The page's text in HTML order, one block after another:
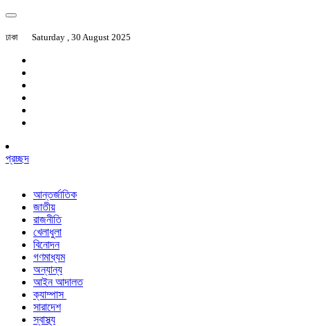
ঢাকা Saturday , 30 August 2025
প্রচ্ছদ
আন্তর্জাতিক
জাতীয়
রাজনীতি
খেলাধুলা
বিনোদন
গণমাধ্যম
অন্যান্য
আইন আদালত
ক্যাম্পাস
সারাদেশ
স্বাস্থ্য